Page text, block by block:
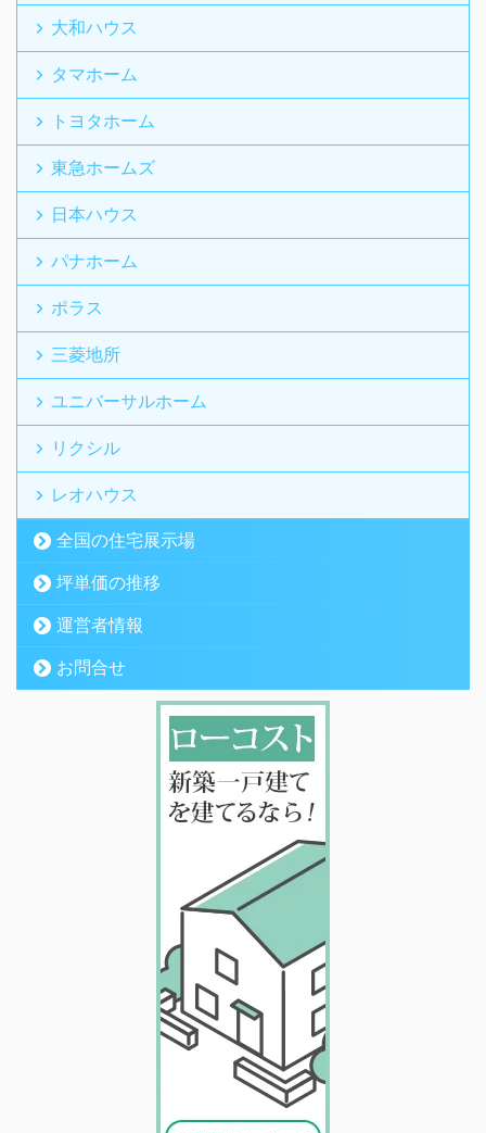
大和ハウス
タマホーム
トヨタホーム
東急ホームズ
日本ハウス
パナホーム
ポラス
三菱地所
ユニバーサルホーム
リクシル
レオハウス
全国の住宅展示場
坪単価の推移
運営者情報
お問合せ